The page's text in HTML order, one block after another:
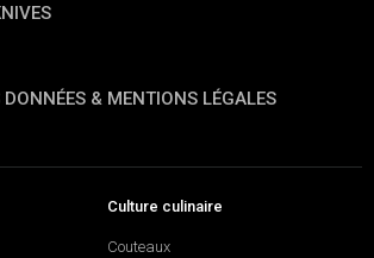
& MENTIONS LÉGALES
Culture culinaire
Couteaux